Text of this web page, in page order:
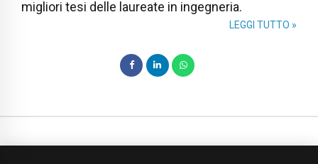
migliori tesi delle laureate in ingegneria.
LEGGI TUTTO »